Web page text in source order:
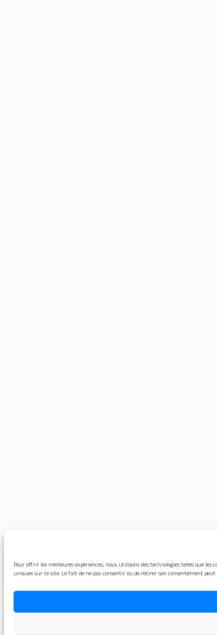
Pour offrir les meilleures expériences, nous utilisons des technologies telles que
uniques sur ce site. Le fait de ne pas consentir ou de retirer son consentement